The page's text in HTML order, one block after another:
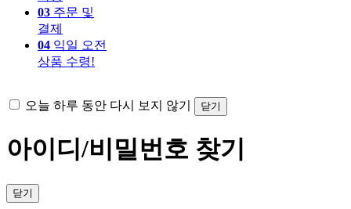
03 주문 및
결제
04 익일 오전
상품 수령!
오늘 하루 동안 다시 보지 않기 닫기
아이디/비밀번호 찾기
닫기